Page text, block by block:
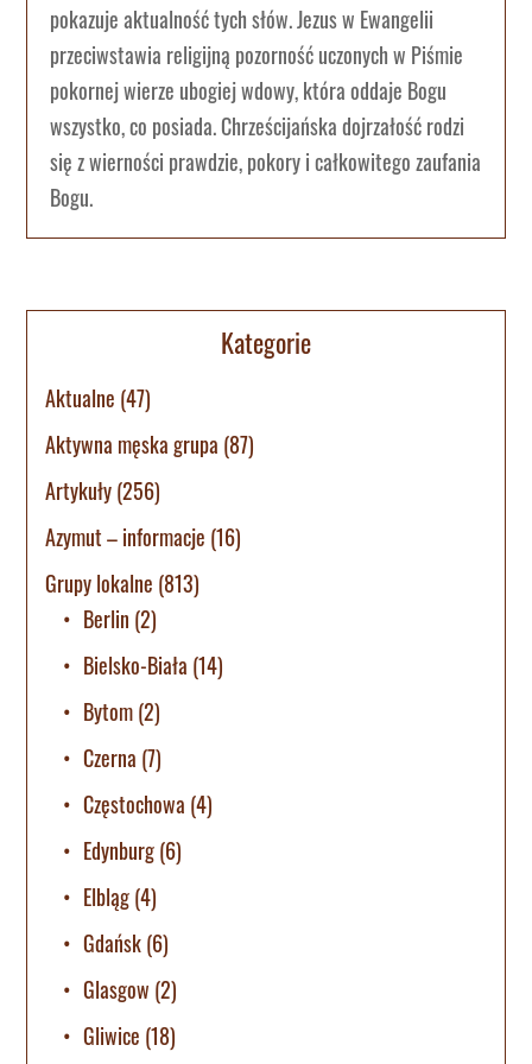
pokazuje aktualność tych słów. Jezus w Ewangelii
przeciwstawia religijną pozorność uczonych w Piśmie
pokornej wierze ubogiej wdowy, która oddaje Bogu
wszystko, co posiada. Chrześcijańska dojrzałość rodzi
się z wierności prawdzie, pokory i całkowitego zaufania
Bogu.
Kategorie
Aktualne (47)
Aktywna męska grupa (87)
Artykuły(256)
Azymut – informacje (16)
Grupy lokalne (813)
Berlin (2)
Bielsko-Biała (14)
Bytom(2)
Czerna (7)
Częstochowa (4)
Edynburg(6)
Elbląg(4)
Gdańsk(6)
Glasgow (2)
Gliwice (18)